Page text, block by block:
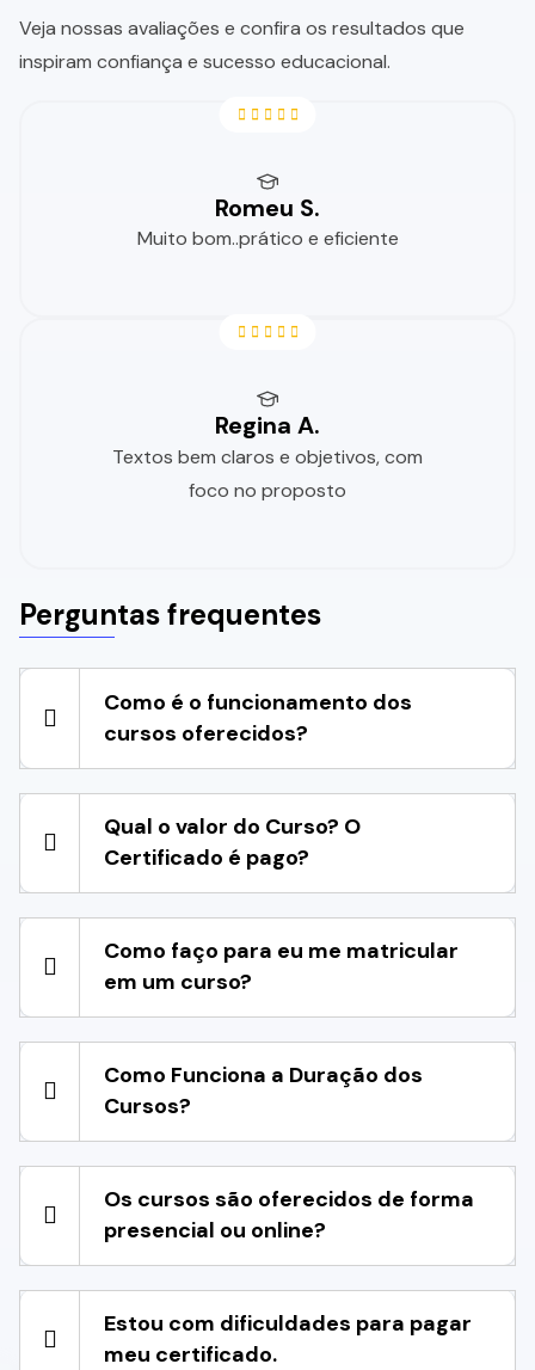
Veja nossas avaliações e confira os resultados que
inspiram confiança e sucesso educacional.
Romeu S.
Muito bom..prático e eficiente
Regina A.
Textos bem claros e objetivos, com
foco no proposto
Perguntas frequentes
Como é o funcionamento dos
cursos oferecidos?
Qual o valor do Curso? O
Certificado é pago?
Como faço para eu me matricular
em um curso?
Como Funciona a Duração dos
Cursos?
Os cursos são oferecidos de forma
presencial ou online?
Estou com dificuldades para pagar
meu certificado.